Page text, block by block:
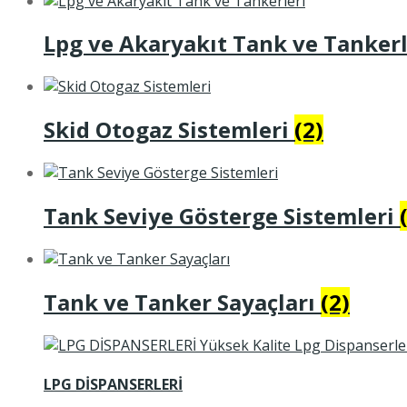
Lpg ve Akaryakıt Tank ve
Skid Otogaz Sistemleri (2)
Tank Seviye Gösterge Sistemleri
Tank ve Tanker Sayaçları (2)
LPG DİSPANSERLERİ